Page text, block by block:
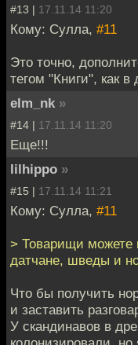
#13 | 17.11.14 11:20
Кому: Сулла, #11
Это точно,
тегом "Книги", как в
elm_nk »
#14 | 17.11.14 11:20
Еще!!!
lilhippo »
#15 | 17.11.14 11:21
Кому: Сулла, #11
> Товарищи можете
датчане, шведы и
Что бы получить
и заставить
У скандинавов в